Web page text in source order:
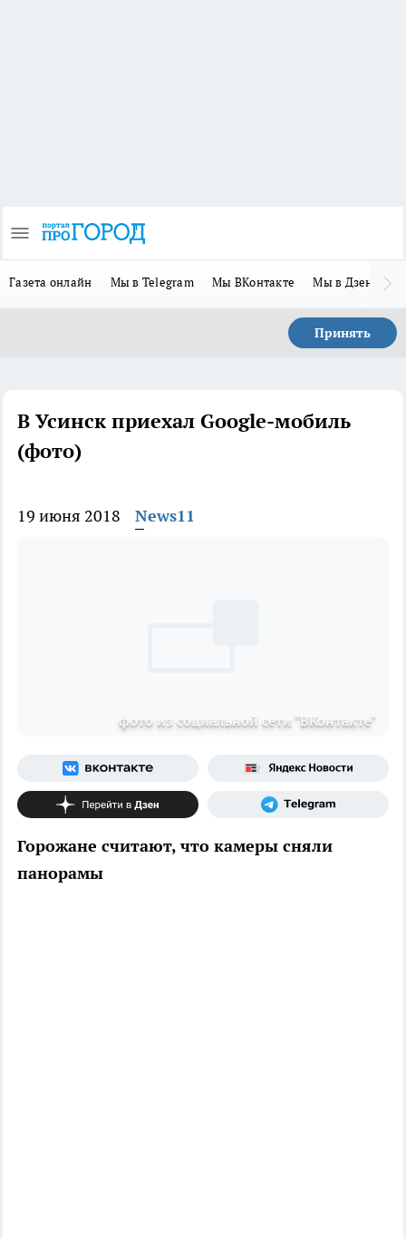
Газета онлайн Мы в Telegram Мы ВКонтакте Мы в Дзене
Принять
В Усинск приехал Google-мобиль
(фото)
19 июня 2018 News11
фото из социальной сети "ВКонтакте"
Горожане считают, что камеры сняли
панорамы